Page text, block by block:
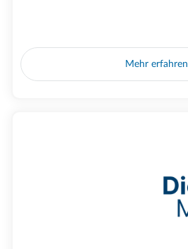
Mehr erfahren